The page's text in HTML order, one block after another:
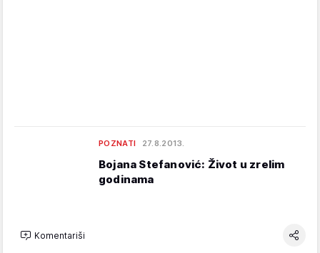
POZNATI 27.8.2013.
Bojana Stefanović: Život u zrelim
godinama
Komentariši